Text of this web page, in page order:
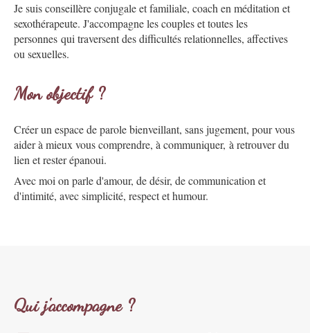
Je suis conseillère conjugale et familiale, coach en méditation et
sexothérapeute. J'accompagne les couples et toutes les
personnes qui traversent des difficultés relationnelles, affectives
ou sexuelles.
Mon objectif ?
Créer un espace de parole bienveillant, sans jugement, pour vous
aider à mieux vous comprendre, à communiquer, à retrouver du
lien et rester épanoui.
Avec moi on parle d'amour, de désir, de communication et
d'intimité, avec simplicité, respect et humour.
Qui j'accompagne ?